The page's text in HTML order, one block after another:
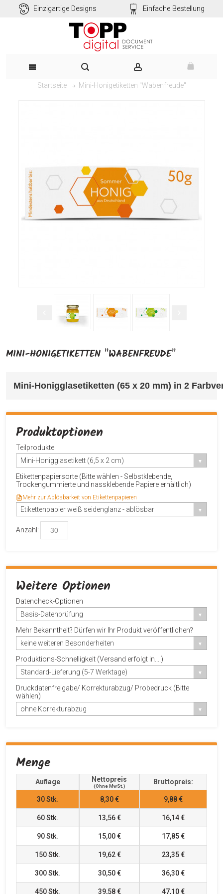
Einzigartige Designs Einfache Bestellung
Startseite Mini-Honigetiketten "Wabenfreude"
MINI-HONIGETIKETTEN "WABENFREUDE"
Mini-Honigglasetiketten (65 x 20 mm) in 2
Produktoptionen
Teilprodukte
Mini-Honigglasetikett (6,5 x 2 cm)
Etikettenpapiersorte (Bitte wählen - Selbstklebende,
Trockengummierte und nassklebende Papiere erhältlich)
Mehr zur Ablösbarkeit von Etikettenpapieren
Etikettenpapier weiß seidenglanz - ablösbar
Anzahl:
Weitere Optionen
Datencheck-Optionen
Basis-Datenprüfung
Mehr Bekanntheit? Dürfen wir Ihr Produkt veröffentlichen?
keine weiteren Besonderheiten
Produktions-Schnelligkeit (Versand erfolgt in....)
Standard-Lieferung (5-7 Werktage)
Druckdatenfreigabe/ Korrekturabzug/ Probedruck (Bitte
wählen)
ohne Korrekturabzug
Menge
Auflage Nettopreis
(ohne MwSt.)
Bruttopreis:
30Stk. 8,30 € 9,88 €
60Stk. 13,56 € 16,14 €
90Stk. 15,00 € 17,85 €
150Stk. 19,62 € 23,35 €
300Stk. 30,50 € 36,30 €
450Stk. 39,58 € 47,10 €